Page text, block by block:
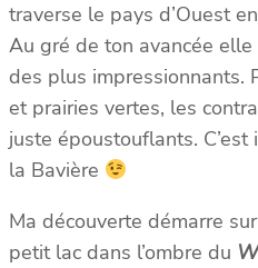
traverse le pays d’Ouest
Au gré de ton avancée
des plus impressionnants.
et prairies vertes, les
juste époustouflants.
la Bavière
Ma découverte démarre
petit lac dans l’ombre du